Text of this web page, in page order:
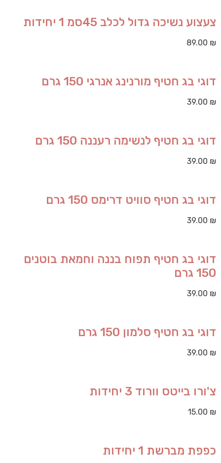
צעצוע נשיכה גדול לכלב 45סמ 1 יחידות
89.00 ₪
דוגי בג חטיף מורנינג אנרגי 150 גרם
39.00 ₪
דוגי בג חטיף לנשימה רעננה 150 גרם
39.00 ₪
דוגי בג חטיף סוויט דרימס 150 גרם
39.00 ₪
דוגי בג חטיף תפוח בננה וחמאת בוטנים
150 גרם
39.00 ₪
דוגי בג חטיף סלמון 150 גרם
39.00 ₪
צ'ורו בייטס וורוד 3 יחידות
15.00 ₪
כפפת מברשת 1 יחידות